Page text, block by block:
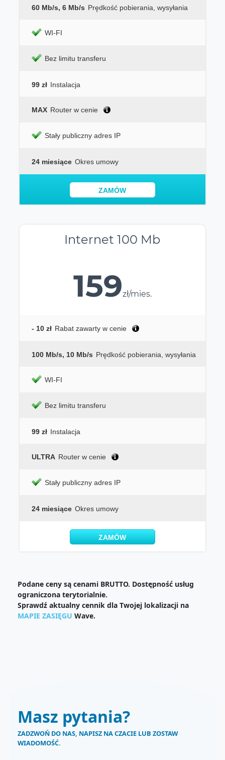
60 Mb/s, 6 Mb/s Prędkość pobierania, wysyłania
WI-FI
Bez limitu transferu
99 zł Instalacja
MAX Router w cenie
Stały publiczny adres IP
24 miesiące Okres umowy
ZAMÓW
Internet 100 Mb
159zł/mies.
- 10 zł Rabat zawarty w cenie
100 Mb/s, 10 Mb/s Prędkość pobierania, wysyłania
WI-FI
Bez limitu transferu
99 zł Instalacja
ULTRA Router w cenie
Stały publiczny adres IP
24 miesiące Okres umowy
ZAMÓW
Podane ceny są cenami BRUTTO. Dostępność usług
ograniczona terytorialnie.
Sprawdź aktualny cennik dla Twojej lokalizacji na
MAPIE ZASIĘGU Wave.
Masz pytania?
ZADZWOŃ DO NAS, NAPISZ NA CZACIE LUB ZOSTAW
WIADOMOŚĆ.